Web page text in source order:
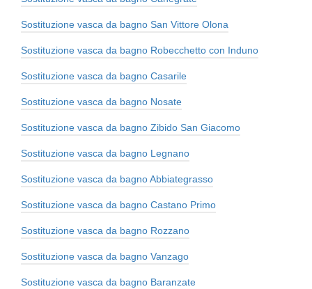
Sostituzione vasca da bagno San Vittore Olona
Sostituzione vasca da bagno Robecchetto con Induno
Sostituzione vasca da bagno Casarile
Sostituzione vasca da bagno Nosate
Sostituzione vasca da bagno Zibido San Giacomo
Sostituzione vasca da bagno Legnano
Sostituzione vasca da bagno Abbiategrasso
Sostituzione vasca da bagno Castano Primo
Sostituzione vasca da bagno Rozzano
Sostituzione vasca da bagno Vanzago
Sostituzione vasca da bagno Baranzate